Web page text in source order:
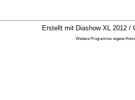
Erstellt mit Diashow XL 2012
Weitere Programme: eigene